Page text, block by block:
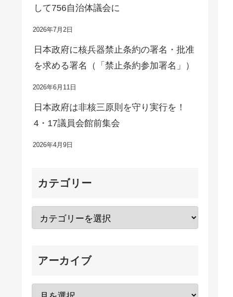
して756自治体議会に
2026年7月2日
日本政府に核兵器禁止条約の署名・批准
を求める署名（「禁止条約参加署名」）
2026年6月11日
日本政府は非核三原則を守り実行を！
4・17議員会館前集会
2026年4月9日
カテゴリー
アーカイブ